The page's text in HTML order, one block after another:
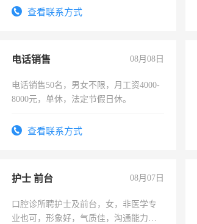
表或者有医学资质的优先，底薪+绩效，
查看联系方式
电话销售 08月08日
电话销售50名，男女不限，月工资4000-
8000元，单休，法定节假日休。
查看联系方式
护士 前台 08月07日
口腔诊所聘护士及前台，女，非医学专
业也可，形象好，气质佳，沟通能力